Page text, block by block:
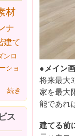
●メイン
将来最大
家を最大
能であれ
建てる前
材
ナ
建て
ンロ
ショ
続き
ス